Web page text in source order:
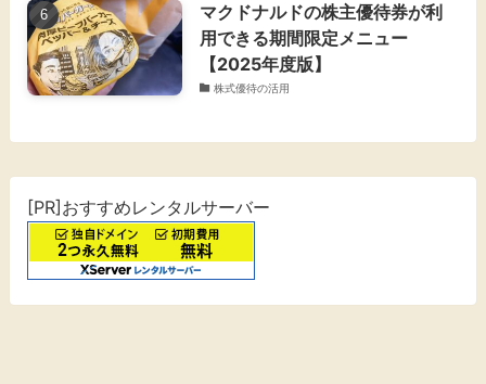
マクドナルドの株主優待券が利
用できる期間限定メニュー
【2025年度版】
株式優待の活用
[PR]おすすめレンタルサーバー